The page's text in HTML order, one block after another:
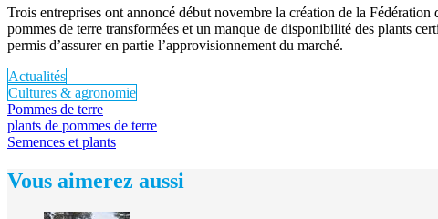
Trois entreprises ont annoncé début novembre la création de la
pommes de terre transformées et un manque de disponibilité des plants
permis d’assurer en partie l’approvisionnement du marché.
Actualités
Cultures & agronomie
Pommes de terre
plants de pommes de terre
Semences et plants
Vous aimerez aussi